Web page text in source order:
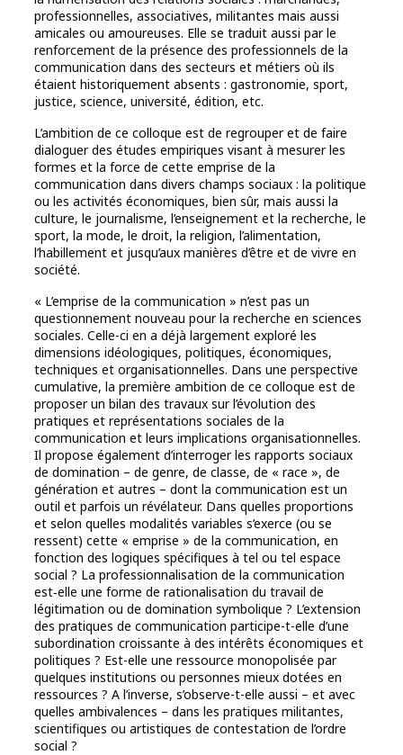
professionnelles, associatives, militantes mais aussi
amicales ou amoureuses. Elle se traduit aussi par le
renforcement de la présence des professionnels de la
communication dans des secteurs et métiers où ils
étaient historiquement absents : gastronomie, sport,
justice, science, université, édition, etc.
L’ambition de ce colloque est de regrouper et de faire
dialoguer des études empiriques visant à mesurer les
formes et la force de cette emprise de la
communication dans divers champs sociaux : la politique
ou les activités économiques, bien sûr, mais aussi la
culture, le journalisme, l’enseignement et la recherche, le
sport, la mode, le droit, la religion, l’alimentation,
l’habillement et jusqu’aux manières d’être et de vivre en
société.
« L’emprise de la communication » n’est pas un
questionnement nouveau pour la recherche en sciences
sociales. Celle-ci en a déjà largement exploré les
dimensions idéologiques, politiques, économiques,
techniques et organisationnelles. Dans une perspective
cumulative, la première ambition de ce colloque est de
proposer un bilan des travaux sur l’évolution des
pratiques et représentations sociales de la
communication et leurs implications organisationnelles.
Il propose également d’interroger les rapports sociaux
de domination – de genre, de classe, de « race », de
génération et autres – dont la communication est un
outil et parfois un révélateur. Dans quelles proportions
et selon quelles modalités variables s’exerce (ou se
ressent) cette « emprise » de la communication, en
fonction des logiques spécifiques à tel ou tel espace
social ? La professionnalisation de la communication
est‑elle une forme de rationalisation du travail de
légitimation ou de domination symbolique ? L’extension
des pratiques de communication participe-t-elle d’une
subordination croissante à des intérêts économiques et
politiques ? Est-elle une ressource monopolisée par
quelques institutions ou personnes mieux dotées en
ressources ? A l’inverse, s’observe-t-elle aussi – et avec
quelles ambivalences – dans les pratiques militantes,
scientifiques ou artistiques de contestation de l’ordre
social ?